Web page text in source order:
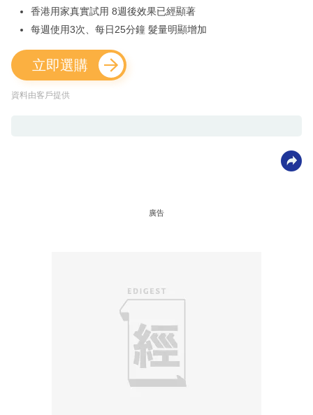
香港用家真實試用 8週後效果已經顯著
每週使用3次、每日25分鐘 髮量明顯增加
立即選購
資料由客戶提供
廣告